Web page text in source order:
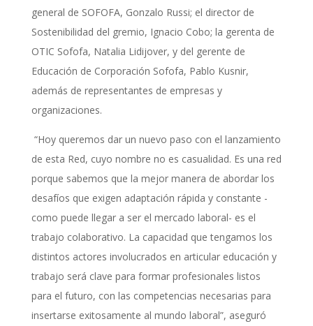
general de SOFOFA, Gonzalo Russi; el director de
Sostenibilidad del gremio, Ignacio Cobo; la gerenta de
OTIC Sofofa, Natalia Lidijover, y del gerente de
Educación de Corporación Sofofa, Pablo Kusnir,
además de representantes de empresas y
organizaciones.
“Hoy queremos dar un nuevo paso con el lanzamiento
de esta Red, cuyo nombre no es casualidad. Es una red
porque sabemos que la mejor manera de abordar los
desafíos que exigen adaptación rápida y constante -
como puede llegar a ser el mercado laboral- es el
trabajo colaborativo. La capacidad que tengamos los
distintos actores involucrados en articular educación y
trabajo será clave para formar profesionales listos
para el futuro, con las competencias necesarias para
insertarse exitosamente al mundo laboral”, aseguró